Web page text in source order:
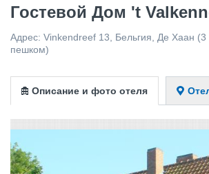
Гостевой Дом 't
Адрес: Vinkendreef 13 Бельгия Де Хаан (3
пешком)
Описание и фото отеля